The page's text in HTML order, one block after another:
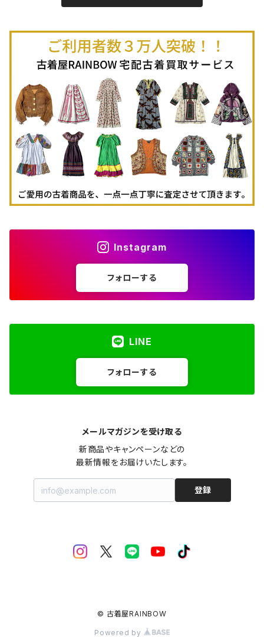
古着ポロシャツ
古着長袖ポロシャツ
古着スウェット
古着パーカー
古着タンクトップ
古着羽織り
古着ミニ丈スカート (丈56-75cm)
Autumn / Winter
Instagram
フォローする
LINE
フォローする
メールマガジンを受け取る
新商品やキャンペーンなどの
最新情報をお届けいたします。
登録
© 古着屋RAINBOW
Powered by